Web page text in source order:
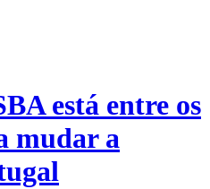
está entre os
mudar a